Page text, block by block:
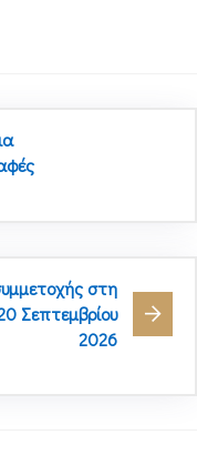
στη
Σεπτεμβρίου
2026